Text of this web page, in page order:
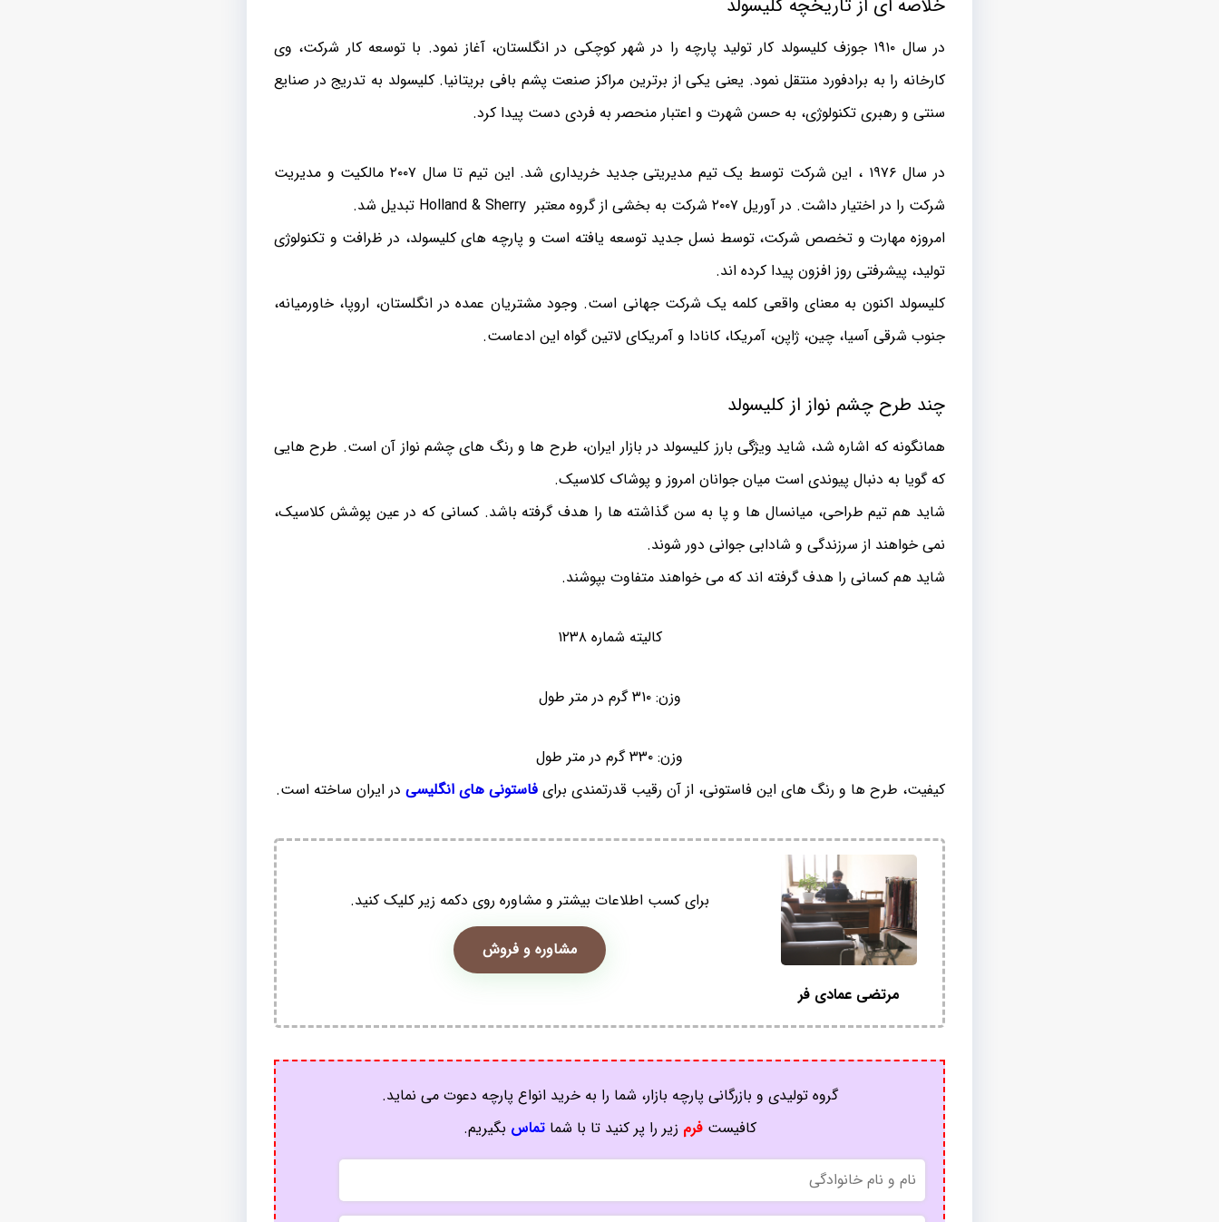
خلاصه ای از تاریخچه کلیسولد
در سال ۱۹۱۰ جوزف کلیسولد کار تولید پارچه را در شهر کوچکی در انگلستان، آغاز نمود. با توسعه کار شرکت، وی
کارخانه را به برادفورد منتقل نمود. یعنی یکی از برترین مراکز صنعت پشم بافی بریتانیا. کلیسولد به تدریج در صنایع
سنتی و رهبری تکنولوژی، به حسن شهرت و اعتبار منحصر به فردی دست پیدا کرد.
در سال ۱۹۷۶ ، این شرکت توسط یک تیم مدیریتی جدید خریداری شد. این تیم تا سال ۲۰۰۷ مالکیت و مدیریت
شرکت را در اختیار داشت. در آوریل ۲۰۰۷ شرکت به بخشی از گروه معتبر Holland & Sherry تبدیل شد.
امروزه مهارت و تخصص شرکت، توسط نسل جدید توسعه یافته است و پارچه های کلیسولد، در ظرافت و تکنولوژی
تولید، پیشرفتی روز افزون پیدا کرده اند.
کلیسولد اکنون به معنای واقعی کلمه یک شرکت جهانی است. وجود مشتریان عمده در انگلستان، اروپا، خاورمیانه،
جنوب شرقی آسیا، چین، ژاپن، آمریکا، کانادا و آمریکای لاتین گواه این ادعاست.
چند طرح چشم نواز از کلیسولد
همانگونه که اشاره شد، شاید ویژگی بارز کلیسولد در بازار ایران، طرح ها و رنگ های چشم نواز آن است. طرح هایی
که گویا به دنبال پیوندی است میان جوانان امروز و پوشاک کلاسیک.
شاید هم تیم طراحی، میانسال ها و پا به سن گذاشته ها را هدف گرفته باشد. کسانی که در عین پوشش کلاسیک،
نمی خواهند از سرزندگی و شادابی جوانی دور شوند.
شاید هم کسانی را هدف گرفته اند که می خواهند متفاوت بپوشند.
کالیته شماره ۱۲۳۸
وزن: ۳۱۰ گرم در متر طول
وزن: ۳۳۰ گرم در متر طول
کیفیت، طرح ها و رنگ های این فاستونی، از آن رقیب قدرتمندی برای فاستونی های انگلیسی در ایران ساخته است.
مرتضی عمادی فر
برای کسب اطلاعات بیشتر و مشاوره روی دکمه زیر کلیک کنید.
مشاوره و فروش
گروه تولیدی و بازرگانی پارچه بازار، شما را به خرید انواع پارچه دعوت می نماید.
کافیستفرم زیر را پر کنید تا با شماتماس بگیریم.